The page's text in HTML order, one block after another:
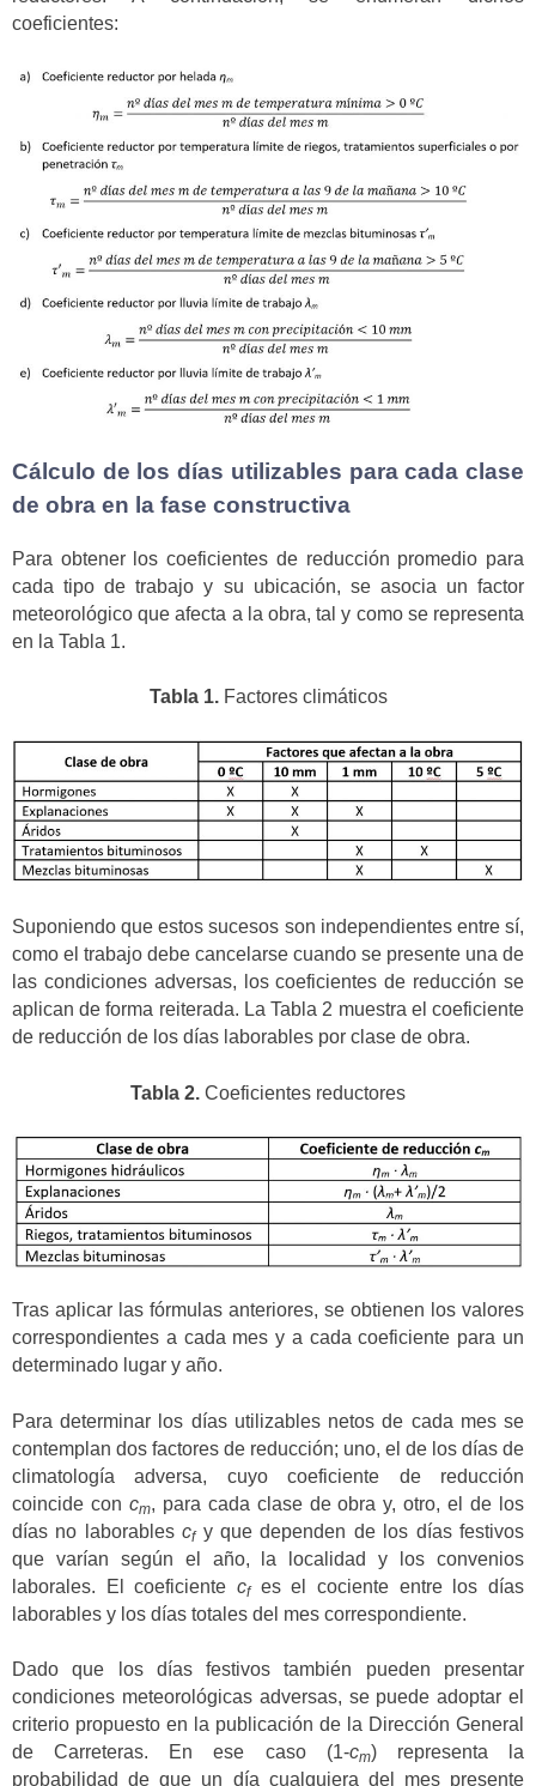
coeficientes:
Cálculo de los días utilizables para cada clase
de obra en la fase constructiva
Para obtener los coeficientes de reducción promedio para
cada tipo de trabajo y su ubicación, se asocia un factor
meteorológico que afecta a la obra, tal y como se representa
en la Tabla 1.
Tabla 1.Factores climáticos
Suponiendo que estos sucesos son independientes entre sí,
como el trabajo debe cancelarse cuando se presente una de
las condiciones adversas, los coeficientes de reducción se
aplican de forma reiterada. La Tabla 2 muestra el coeficiente
de reducción de los días laborables por clase de obra.
Tabla 2. Coeficientes reductores
Tras aplicar las fórmulas anteriores, se obtienen los valores
correspondientes a cada mes y a cada coeficiente para un
determinado lugar y año.
Para determinar los días utilizables netos de cada mes se
contemplan dos factores de reducción; uno, el de los días de
climatología adversa, cuyo coeficiente de reducción
coincide con cm, para cada clase de obra y, otro, el de los
días no laborablescfy que dependen de los días festivos
que varían según el año, la localidad y los convenios
laborales. El coeficiente cfes el cociente entre los días
laborables y los días totales del mes correspondiente.
Dado que los días festivos también pueden presentar
condiciones meteorológicas adversas, se puede adoptar el
criterio propuesto en la publicación de la Dirección General
de Carreteras. En ese caso (1-cm) representa la
probabilidad de que un día cualquiera del mes presente